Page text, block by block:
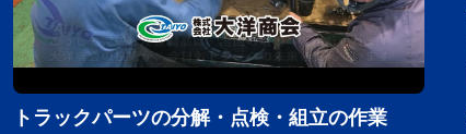
トラックパーツの分解・点検・組立の作業